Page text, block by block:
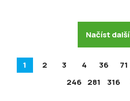
Načíst další
1 2 3 4 36 71
246
281 316